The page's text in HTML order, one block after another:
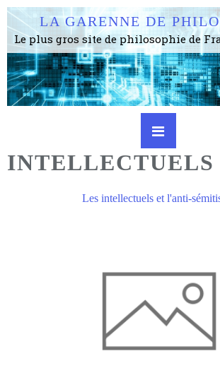
LA GARENNE DE
INTELLECTUELS
Les intellectuels et l'anti-